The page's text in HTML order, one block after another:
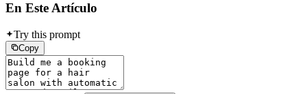
En Este Artículo
Try this prompt
Copy